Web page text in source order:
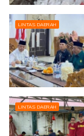
LINTAS DAERAH
LINTAS DAERAH